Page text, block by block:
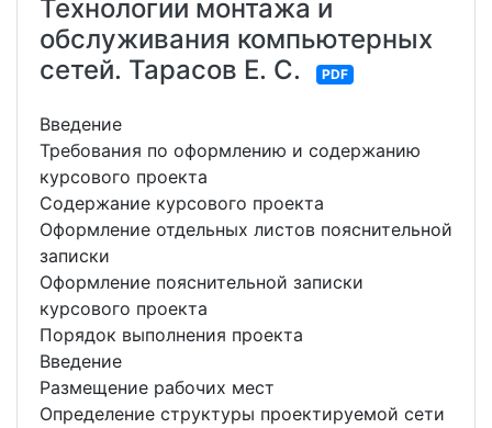
Технологии монтажа и
обслуживания компьютерных
сетей. Тарасов Е. С.
PDF
Введение
Требования по оформлению и содержанию
курсового проекта
Содержание курсового проекта
Оформление отдельных листов пояснительной
записки
Оформление пояснительной записки
курсового проекта
Порядок выполнения проекта
Введение
Размещение рабочих мест
Определение структуры проектируемой сети